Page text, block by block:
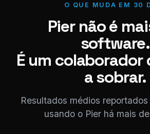
O QUE MUDA EM 30
Pier não é
software.
É um colaborador
a sobrar.
Resultados médios
usando o Pier há mais